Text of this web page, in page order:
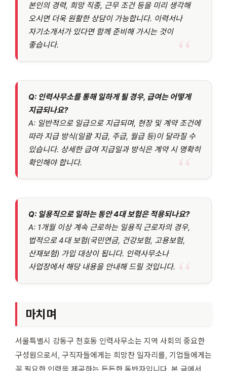
본인의 경력, 희망 직종, 근무 조건 등을 미리 생각해
오시면 더욱 원활한 상담이 가능합니다. 이력서나
자기소개서가 있다면 함께 준비해 가시는 것이
좋습니다.
Q: 인력사무소를 통해 일하게 될 경우, 급여는 어떻게
지급되나요?
A: 일반적으로 일급으로 지급되며, 현장 및 계약 조건에
따라 지급 방식(일괄 지급, 주급, 월급 등)이 달라질 수
있습니다. 상세한 급여 지급일과 방식은 계약 시 명확히
확인해야 합니다.
Q: 일용직으로 일하는 동안 4대 보험은 적용되나요?
A: 1개월 이상 계속 근로하는 일용직 근로자의 경우,
법적으로 4대 보험(국민연금, 건강보험, 고용보험,
산재보험) 가입 대상이 됩니다. 인력사무소나
사업장에서 해당 내용을 안내해 드릴 것입니다.
마치며
서울특별시 강동구 천호동 인력사무소는 지역 사회의 중요한
구성원으로서, 구직자들에게는 희망찬 일자리를, 기업들에게는